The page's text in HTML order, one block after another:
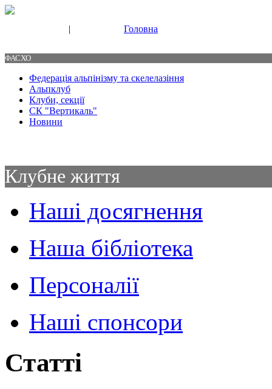
| Головна
ФАСХО
Федерація альпінізму та скелелазіння
Альпклуб
Клуби, секції
СК "Вертикаль"
Новини
Клубне життя
Наші досягнення
Наша бібліотека
Персоналії
Наші спонсори
Статті